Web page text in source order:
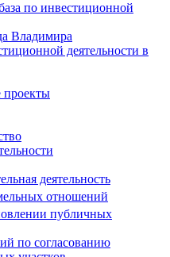
по инвестиционной
Владимира
деятельности в
проекты
деятельность
отношений
публичных
по согласованию